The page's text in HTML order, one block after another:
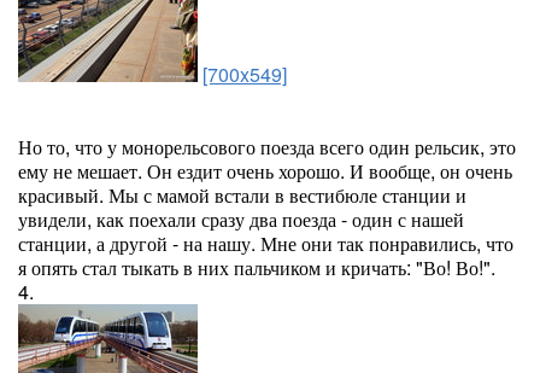
[700x549]
Но то, что у монорельсового поезда всего один рельсик, это
ему не мешает. Он ездит очень хорошо. И вообще, он очень
красивый. Мы с мамой встали в вестибюле станции и
увидели, как поехали сразу два поезда - один с нашей
станции, а другой - на нашу. Мне они так понравились, что
я опять стал тыкать в них пальчиком и кричать: "Во! Во!".
4.